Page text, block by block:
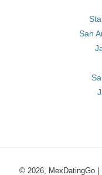
San
© 2026, MexDatingGo |